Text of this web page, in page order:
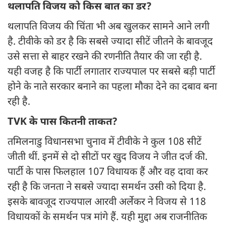
थलापति विजय को किस बात का डर?
थलापति विजय की चिंता भी अब खुलकर सामने आने लगी
है. टीवीके को डर है कि सबसे ज्यादा सीटें जीतने के बावजूद
उसे सत्ता से बाहर रखने की रणनीति तैयार की जा रही है.
यही वजह है कि पार्टी लगातार राज्यपाल पर सबसे बड़ी पार्टी
होने के नाते सरकार बनाने का पहला मौका देने का दबाव बना
रही है.
TVK के पास कितनी ताकत?
तमिलनाडु विधानसभा चुनाव में टीवीके ने कुल 108 सीटें
जीती थीं. इनमें से दो सीटों पर खुद विजय ने जीत दर्ज की.
पार्टी के पास फिलहाल 107 विधायक हैं और वह दावा कर
रही है कि जनता ने सबसे ज्यादा समर्थन उसी को दिया है.
इसके बावजूद राज्यपाल आरवी अर्लेकर ने विजय से 118
विधायकों के समर्थन पत्र मांगे हैं. यही मुद्दा अब राजनीतिक